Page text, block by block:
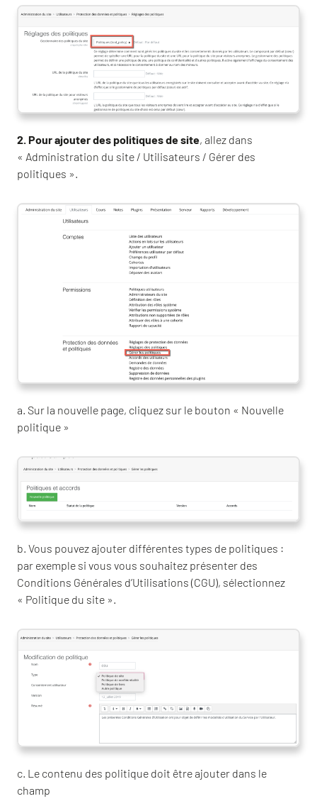
2. Pour ajouter des politiques de site, allez dans
« Administration du site / Utilisateurs / Gérer des
politiques ».
a. Sur la nouvelle page, cliquez sur le bouton « Nouvelle
politique »
b. Vous pouvez ajouter différentes types de politiques :
par exemple si vous vous souhaitez présenter des
Conditions Générales d’Utilisations (CGU), sélectionnez
« Politique du site ».
c. Le contenu des politique doit être ajouter dans le
champ